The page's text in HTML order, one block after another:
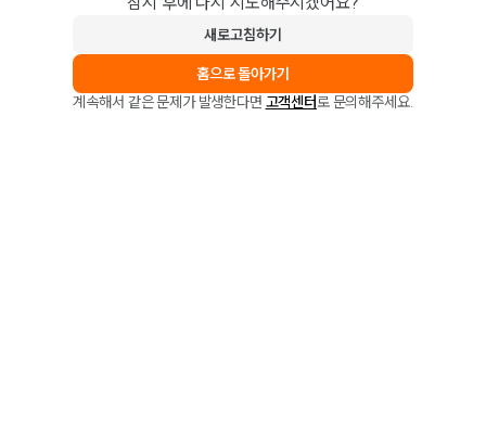
새로고침하기
홈으로 돌아가기
계속해서 같은 문제가 발생한다면 고객센터로 문의해주세요.